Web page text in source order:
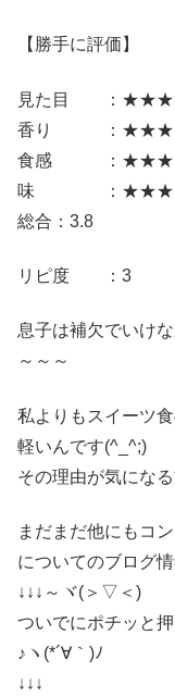
【勝手に評価】
見た目 ：
香り ：★★★
食感 ：★★★
味 ：
総合：3.8
リピ度 ：3
息子は補欠でいけ
～～～
私よりもスイーツ
軽いんです(^_^;)
その理由が気にな
まだまだ他にもコ
についてのブログ
↓↓↓～ヾ(＞▽＜)
ついでにポチッと
♪ヽ(*´∀｀)ﾉ
↓↓↓